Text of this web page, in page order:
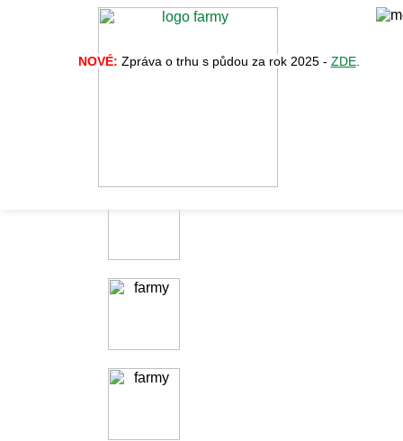
NOVÉ: Zpráva o trhu s půdou za rok 2025 - ZDE.
FARMY